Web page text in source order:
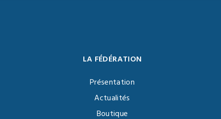
LA FÉDÉRATION
Présentation
Actualités
Boutique